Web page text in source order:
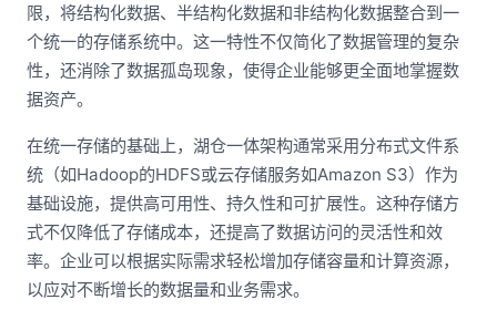
限，将结构化数据、半结构化数据和非结构化数据整合到一
个统一的存储系统中。这一特性不仅简化了数据管理的复杂
性，还消除了数据孤岛现象，使得企业能够更全面地掌握数
据资产。
在统一存储的基础上，湖仓一体架构通常采用分布式文件系
统（如Hadoop的HDFS或云存储服务如Amazon S3）作为
基础设施，提供高可用性、持久性和可扩展性。这种存储方
式不仅降低了存储成本，还提高了数据访问的灵活性和效
率。企业可以根据实际需求轻松增加存储容量和计算资源，
以应对不断增长的数据量和业务需求。